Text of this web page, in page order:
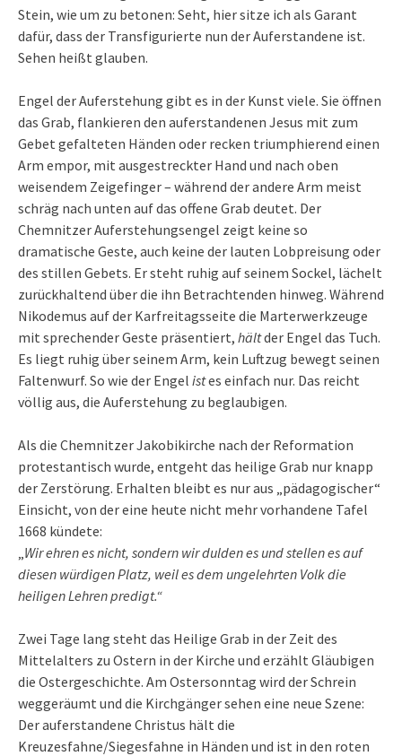
Stein, wie um zu betonen: Seht, hier sitze ich als Garant
dafür, dass der Transfigurierte nun der Auferstandene ist.
Sehen heißt glauben.
Engel der Auferstehung gibt es in der Kunst viele. Sie öffnen
das Grab, flankieren den auferstandenen Jesus mit zum
Gebet gefalteten Händen oder recken triumphierend einen
Arm empor, mit ausgestreckter Hand und nach oben
weisendem Zeigefinger – während der andere Arm meist
schräg nach unten auf das offene Grab deutet. Der
Chemnitzer Auferstehungsengel zeigt keine so
dramatische Geste, auch keine der lauten Lobpreisung oder
des stillen Gebets. Er steht ruhig auf seinem Sockel, lächelt
zurückhaltend über die ihn Betrachtenden hinweg. Während
Nikodemus auf der Karfreitagsseite die Marterwerkzeuge
mit sprechender Geste präsentiert, hältder Engel das Tuch.
Es liegt ruhig über seinem Arm, kein Luftzug bewegt seinen
Faltenwurf. So wie der Engel istes einfach nur. Das reicht
völlig aus, die Auferstehung zu beglaubigen.
Als die Chemnitzer Jakobikirche nach der Reformation
protestantisch wurde, entgeht das heilige Grab nur knapp
der Zerstörung. Erhalten bleibt es nur aus „pädagogischer“
Einsicht, von der eine heute nicht mehr vorhandene Tafel
1668 kündete:
Wir ehren es nicht, sondern wir dulden es und stellen es auf
diesen würdigen Platz, weil es dem ungelehrten Volk die
heiligen Lehren predigt.“
Zwei Tage lang steht das Heilige Grab in der Zeit des
Mittelalters zu Ostern in der Kirche und erzählt Gläubigen
die Ostergeschichte. Am Ostersonntag wird der Schrein
weggeräumt und die Kirchgänger sehen eine neue Szene:
Der auferstandene Christus hält die
Kreuzesfahne/Siegesfahne in Händen und ist in den roten